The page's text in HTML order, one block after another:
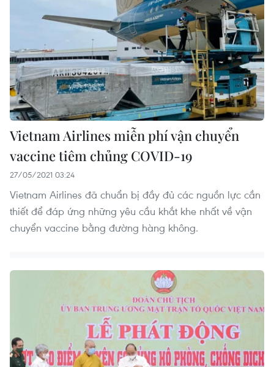
Vietnam Airlines miễn phí vận chuyển
vaccine tiêm chủng COVID-19
27/05/2021 03:24
Vietnam Airlines đã chuẩn bị đầy đủ các nguồn lực cần
thiết để đáp ứng những yêu cầu khắt khe nhất về vận
chuyển vaccine bằng đường hàng không.